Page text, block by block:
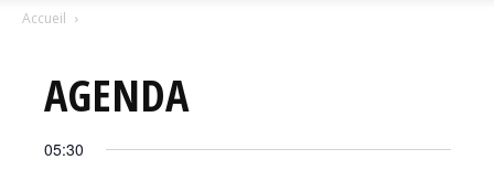
Accueil
AGENDA
05:30